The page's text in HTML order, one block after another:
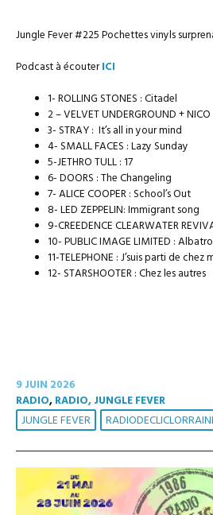
Jungle Fever #225 Pochettes vinyls
Podcast à écouterICI
1- ROLLING STONES : Citadel
2 – VELVET UNDERGROUND +
3- STRAY : It’s all in your mind
4- SMALL FACES : Lazy Sunday
5-JETHRO TULL : 17
6- DOORS : The Changeling
7- ALICE COOPER : School’s Out
8- LED ZEPPELIN: Immigrant song
9-CREEDENCE CLEARWATER
10- PUBLIC IMAGE LIMITED :
11-TELEPHONE : J’suis parti de chez
12- STARSHOOTER : Chez les autres
9 JUIN 2026
RADIO,RADIO, JUNGLE FEVER
JUNGLE FEVER